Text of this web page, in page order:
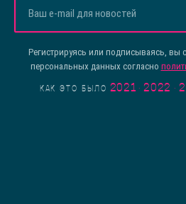
Регистрируясь или подписываясь, вы
персональных данных согласно
КАК ЭТО БЫЛО 2021 · 2022 ·